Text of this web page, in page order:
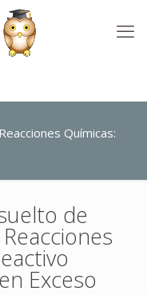
Químicas:
de
Exceso